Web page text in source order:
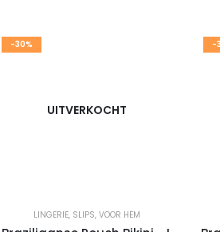
-30%
UITVERKOCHT
LINGERIE, SLIPS, VOOR HEM
-